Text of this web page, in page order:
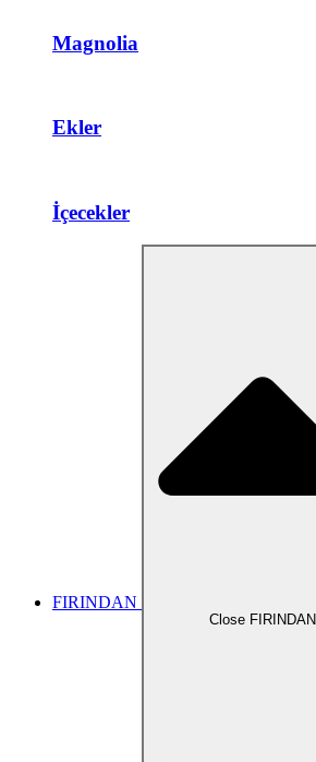
Magnolia
Ekler
İçecekler
FIRINDAN
Close FIRINDAN